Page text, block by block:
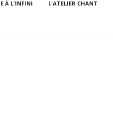
À L'INFINI L'ATELIER CHANT